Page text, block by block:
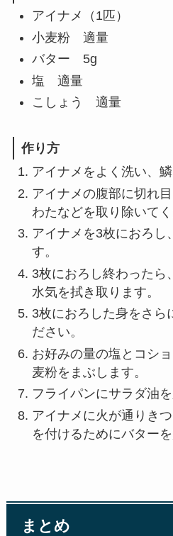
アイナメ（1匹）
小麦粉 適量
バター 5g
塩 適量
こしょう 適量
作り方
アイナメをよく洗い、鱗
アイナメの腹部に切れ
わたなどを取り除いてく
アイナメを3枚におろし
す。
3枚におろし終わったら
水気を拭き取ります。
3枚におろした身をさら
ださい。
お好みの量の塩とコシ
麦粉をまぶします。
フライパンにサラダ油
アイナメに火が通りき
を付けるためにバター
まとめ